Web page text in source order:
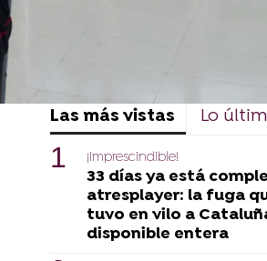
Las más vistas Lo
¡Imprescindible!
33 días ya está
atresplayer: la fuga
tuvo en vilo a
disponible entera